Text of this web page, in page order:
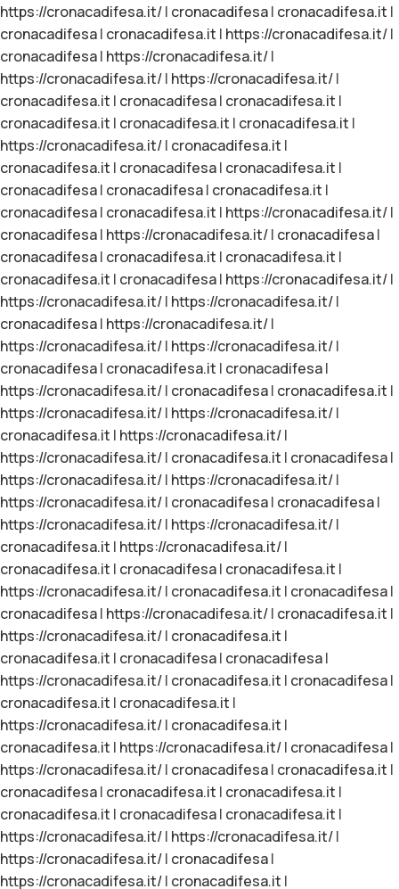
https://cronacadifesa.it/| cronacadifesa| cronacadifesa.it |
cronacadifesa| cronacadifesa.it | https://cronacadifesa.it/|
cronacadifesa| https://cronacadifesa.it/|
https://cronacadifesa.it/| https://cronacadifesa.it/|
cronacadifesa.it | cronacadifesa| cronacadifesa.it |
cronacadifesa.it | cronacadifesa.it | cronacadifesa.it |
https://cronacadifesa.it/| cronacadifesa.it |
cronacadifesa.it | cronacadifesa| cronacadifesa.it |
cronacadifesa| cronacadifesa| cronacadifesa.it |
cronacadifesa| cronacadifesa.it | https://cronacadifesa.it/|
cronacadifesa| https://cronacadifesa.it/| cronacadifesa|
cronacadifesa| cronacadifesa.it | cronacadifesa.it |
cronacadifesa.it | cronacadifesa| https://cronacadifesa.it/|
https://cronacadifesa.it/| https://cronacadifesa.it/|
cronacadifesa| https://cronacadifesa.it/|
https://cronacadifesa.it/| https://cronacadifesa.it/|
cronacadifesa| cronacadifesa.it | cronacadifesa|
https://cronacadifesa.it/| cronacadifesa| cronacadifesa.it |
https://cronacadifesa.it/| https://cronacadifesa.it/|
cronacadifesa.it | https://cronacadifesa.it/|
https://cronacadifesa.it/| cronacadifesa.it | cronacadifesa|
https://cronacadifesa.it/| https://cronacadifesa.it/|
https://cronacadifesa.it/| cronacadifesa| cronacadifesa|
https://cronacadifesa.it/| https://cronacadifesa.it/|
cronacadifesa.it | https://cronacadifesa.it/|
cronacadifesa.it | cronacadifesa| cronacadifesa.it |
https://cronacadifesa.it/| cronacadifesa.it | cronacadifesa|
cronacadifesa| https://cronacadifesa.it/| cronacadifesa.it |
https://cronacadifesa.it/| cronacadifesa.it |
cronacadifesa.it | cronacadifesa| cronacadifesa|
https://cronacadifesa.it/| cronacadifesa.it | cronacadifesa|
cronacadifesa.it | cronacadifesa.it |
https://cronacadifesa.it/| cronacadifesa.it |
cronacadifesa.it | https://cronacadifesa.it/| cronacadifesa|
https://cronacadifesa.it/| cronacadifesa| cronacadifesa.it |
cronacadifesa| cronacadifesa.it | cronacadifesa.it |
cronacadifesa.it | cronacadifesa| cronacadifesa.it |
https://cronacadifesa.it/| https://cronacadifesa.it/|
https://cronacadifesa.it/| cronacadifesa|
https://cronacadifesa.it/| cronacadifesa.it |